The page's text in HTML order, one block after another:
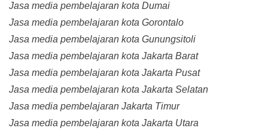
Jasa media pembelajaran kota Dumai
Jasa media pembelajaran kota Gorontalo
Jasa media pembelajaran kota Gunungsitoli
Jasa media pembelajaran kota Jakarta Barat
Jasa media pembelajaran kota Jakarta Pusat
Jasa media pembelajaran kota Jakarta Selatan
Jasa media pembelajaran Jakarta Timur
Jasa media pembelajaran kota Jakarta Utara